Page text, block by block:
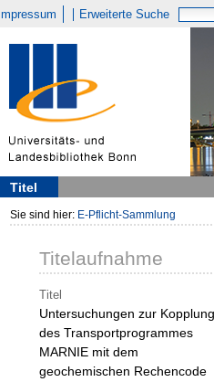
Impressum Erweiterte Suche
Titel
Sie sind hier: E-Pflicht-Sammlung
Titelaufnahme
Titel
Untersuchungen zur Kopplung
des Transportprogrammes
MARNIE mit dem
geochemischen Rechencode